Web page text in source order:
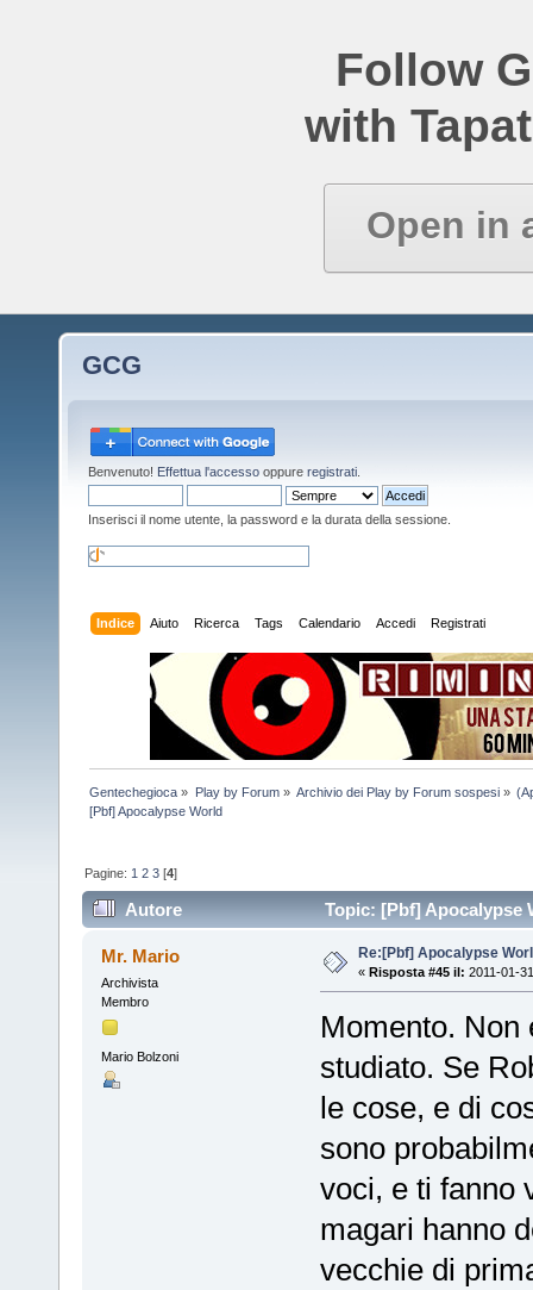
Follow
with
Open in
GCG
Benvenuto! Effettua l'accesso oppure registrati
Inserisci il nome utente, la password e la durata della sessione.
Indice Aiuto Ricerca Tags Calendario Accedi Registrati
Gentechegioca » Play by Forum» Archivio dei Play by Forum sospesi»
[Pbf] Apocalypse World
Pagine: 1 2 3 [4]
Autore Topic: [Pbf] Apocalypse
Mr. Mario
Archivista
Membro
Mario Bolzoni
Re:[Pbf] Apocalypse
« Risposta #45 il: 2011-01-
Momento. Non
studiato. Se
le cose, e di
sono
voci, e ti fanno
magari hanno
vecchie di